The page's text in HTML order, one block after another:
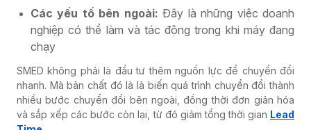
Các yếu tố bên ngoài: Đây là những việc doanh
nghiệp có thể làm và tác động trong khi máy đang
chạy
SMED không phải là đầu tư thêm nguồn lực để chuyển đổi
nhanh. Mà bản chất đó là là biến quá trình chuyển đổi thành
nhiều bước chuyển đổi bên ngoài, đồng thời đơn giản hóa
và sắp xếp các bước còn lại, từ đó giảm tổng thời gian Lead